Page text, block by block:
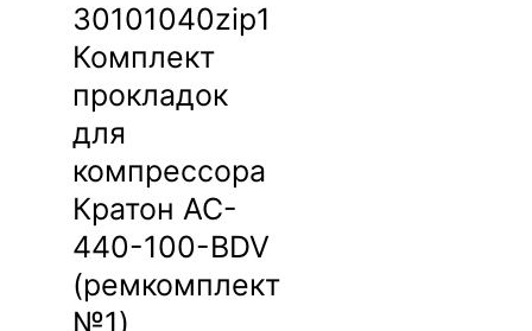
30101040zip1
Комплект
прокладок
для
компрессора
Кратон AC-
440-100-BDV
(ремкомплект
№1)